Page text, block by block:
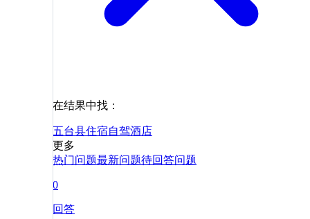
在结果中找：
五台县住宿自驾酒店
更多
热门问题最新问题待回答问题
0
回答